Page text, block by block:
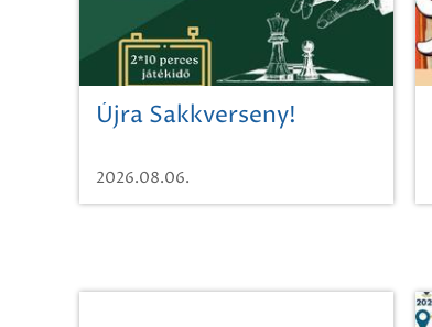
Újra Sakkverseny!
2026.08.06.